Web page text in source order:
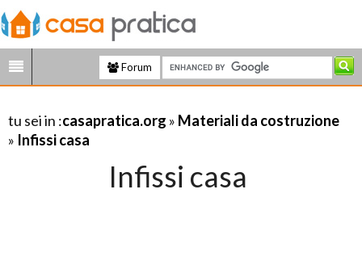
Forum
tu sei in :casapratica.org » Materiali da costruzione
» Infissi casa
Infissi casa